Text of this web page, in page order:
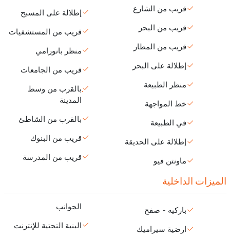
قريب من الشارع
قريب من البحر
قريب من المطار
إطلالة على البحر
منظر الطبيعة
خط المواجهة
في الطبيعة
إطلالة على الحديقة
ماونتن فيو
إطلالة على المسبح
قريب من المستشفيات
منظر بانورامي
قريب من الجامعات
بالقرب من وسط
المدينة
بالقرب من الشاطئ
قريب من البنوك
قريب من المدرسة
الميزات الداخلية
باركيه - صفح
ارضية سيراميك
الجوانب
البنية التحتية للإنترنت